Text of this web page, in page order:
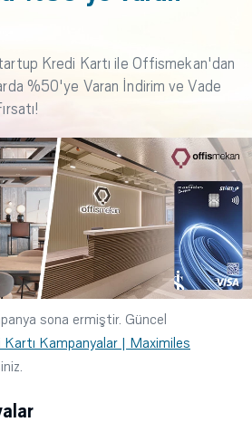
Kredi Kartı ile Offismekan'dan
%50'ye Varan İndirim ve Vade
sona ermiştir. Güncel
Kartı Kampanyalar | Maximiles